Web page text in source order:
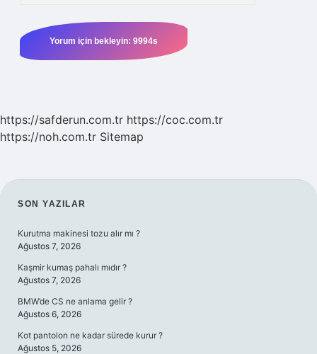
https://safderun.com.tr https://coc.com.tr
https://noh.com.tr Sitemap
SIDEBAR
SON YAZILAR
Kurutma makinesi tozu alır mı ?
Ağustos 7, 2026
Kaşmir kumaş pahalı mıdır ?
Ağustos 7, 2026
BMW’de CS ne anlama gelir ?
Ağustos 6, 2026
Kot pantolon ne kadar sürede kurur ?
Ağustos 5, 2026